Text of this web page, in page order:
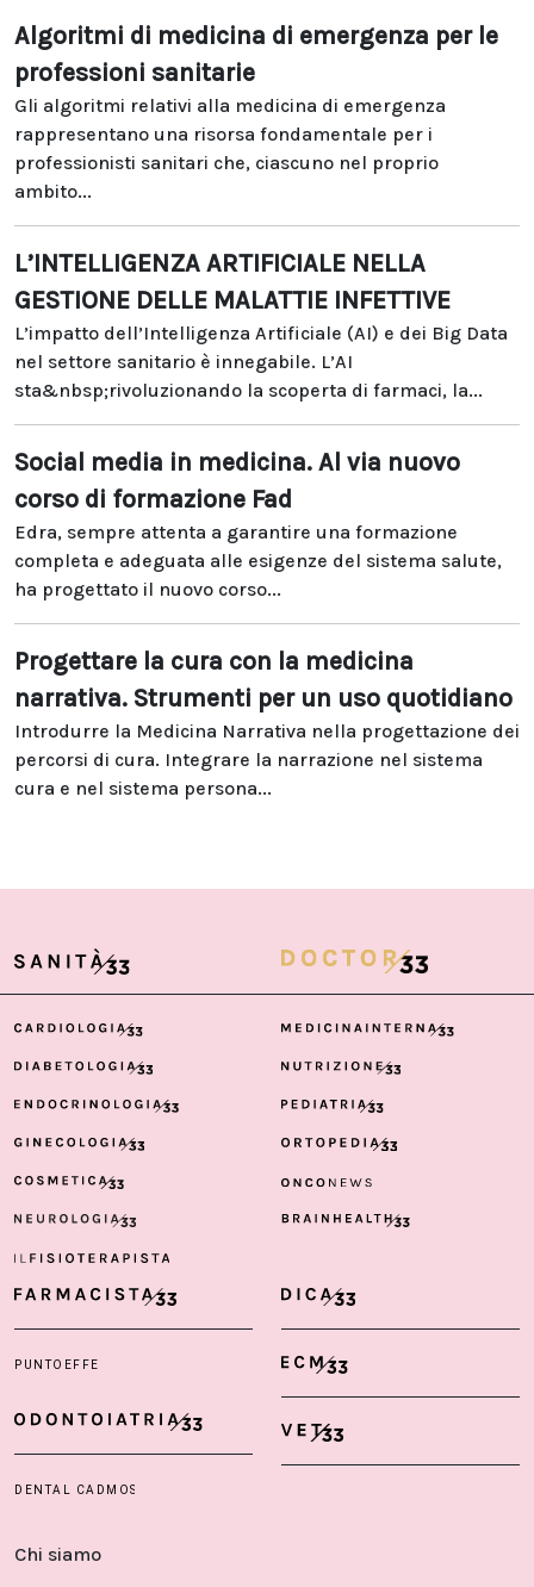
Algoritmi di medicina di emergenza per le
professioni sanitarie
Gli algoritmi relativi alla medicina di emergenza
rappresentano una risorsa fondamentale per i
professionisti sanitari che, ciascuno nel proprio
ambito...
L’INTELLIGENZA ARTIFICIALE NELLA
GESTIONE DELLE MALATTIE INFETTIVE
L’impatto dell’Intelligenza Artificiale (AI) e dei Big Data
nel settore sanitario è innegabile. L’AI
sta&nbsp;rivoluzionando la scoperta di farmaci, la...
Social media in medicina. Al via nuovo
corso di formazione Fad
Edra, sempre attenta a garantire una formazione
completa e adeguata alle esigenze del sistema salute,
ha progettato il nuovo corso...
Progettare la cura con la medicina
narrativa. Strumenti per un uso quotidiano
Introdurre la Medicina Narrativa nella progettazione dei
percorsi di cura. Integrare la narrazione nel sistema
cura e nel sistema persona...
Chi siamo